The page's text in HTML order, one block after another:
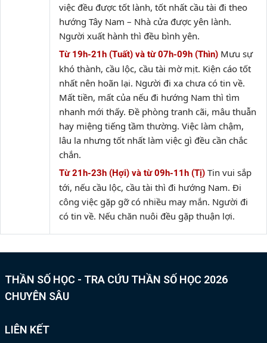
việc đều được tốt lành, tốt nhất cầu tài đi theo
hướng Tây Nam – Nhà cửa được yên lành.
Người xuất hành thì đều bình yên.
Từ 19h-21h (Tuất) và từ 07h-09h (Thìn) Mưu sự
khó thành, cầu lộc, cầu tài mờ mịt. Kiện cáo tốt
nhất nên hoãn lại. Người đi xa chưa có tin về.
Mất tiền, mất của nếu đi hướng Nam thì tìm
nhanh mới thấy. Đề phòng tranh cãi, mâu thuẫn
hay miệng tiếng tầm thường. Việc làm chậm,
lâu la nhưng tốt nhất làm việc gì đều cần chắc
chắn.
Từ 21h-23h (Hợi) và từ 09h-11h (Tị) Tin vui sắp
tới, nếu cầu lộc, cầu tài thì đi hướng Nam. Đi
công việc gặp gỡ có nhiều may mắn. Người đi
có tin về. Nếu chăn nuôi đều gặp thuận lợi.
THẦN SỐ HỌC - TRA CỨU THẦN SỐ HỌC 2026
CHUYÊN SÂU
LIÊN KẾT